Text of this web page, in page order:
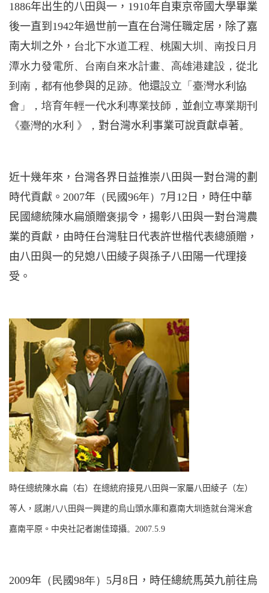
1886年出生的八田與一， 1910年自東京帝國大學畢業
後一直到 1942年過世前一直在台灣任職定居，除了嘉
南大圳之外， 台北下水道工程、桃園大圳、南投日月
潭水力發電所、台南自來水計畫、高雄港建設，從北
到南，都有他參與的足跡。 他還設立「臺灣水利協
會」，培育年輕一代水利專業技師， 並創立專業期刊
《臺灣的水利 》， 對台灣水利事業可說貢獻卓著。
近十幾年來，台灣各界日益推崇八田與一對台灣的劃
時代貢獻。 2007年 （民國96年） 7月 12 日 ，時任中華
民國總統陳水扁頒贈褒揚令，揚彰八田與一對台灣農
業的貢獻，由時任台灣駐日代表許世楷代表總頒贈，
由八田與一的兒媳八田綾子與孫子八田陽一代理接
受。
時任總統陳水扁（右）在總統府接見八田與一家屬八田綾子（左）
等人，感謝八八田與一興建的烏山頭水庫和嘉南大圳造就台灣米倉
嘉南平原。中央社記者謝佳璋攝。 2007.5.9
2009年 （民國98年） 5月 8 日 ，時任總統馬英九前往烏